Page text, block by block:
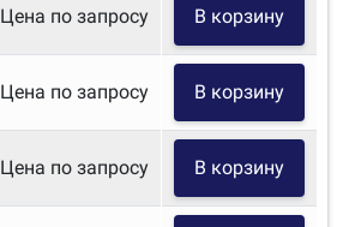
Цена по запросу В корзину
Цена по запросу В корзину
Цена по запросу В корзину